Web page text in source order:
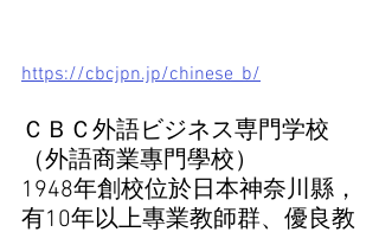
https://cbcjpn.jp/chinese_b/
ＣＢＣ外語ビジネス専門学校
（外語商業專門學校）
1948年創校位於日本神奈川縣，
有10年以上專業教師群、優良教